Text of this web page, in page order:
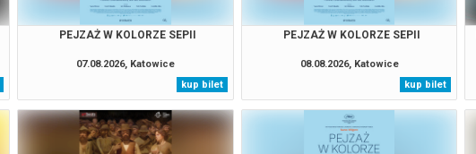
PEJZAŻ W KOLORZE SEPII
07.08.2026, Katowice
kup bilet
PEJZAŻ W KOLORZE SEPII
08.08.2026, Katowice
kup bilet